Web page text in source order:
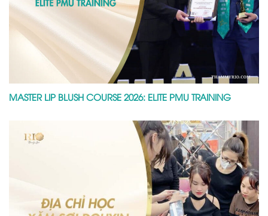
MASTER LIP BLUSH COURSE 2026: ELITE PMU TRAINING